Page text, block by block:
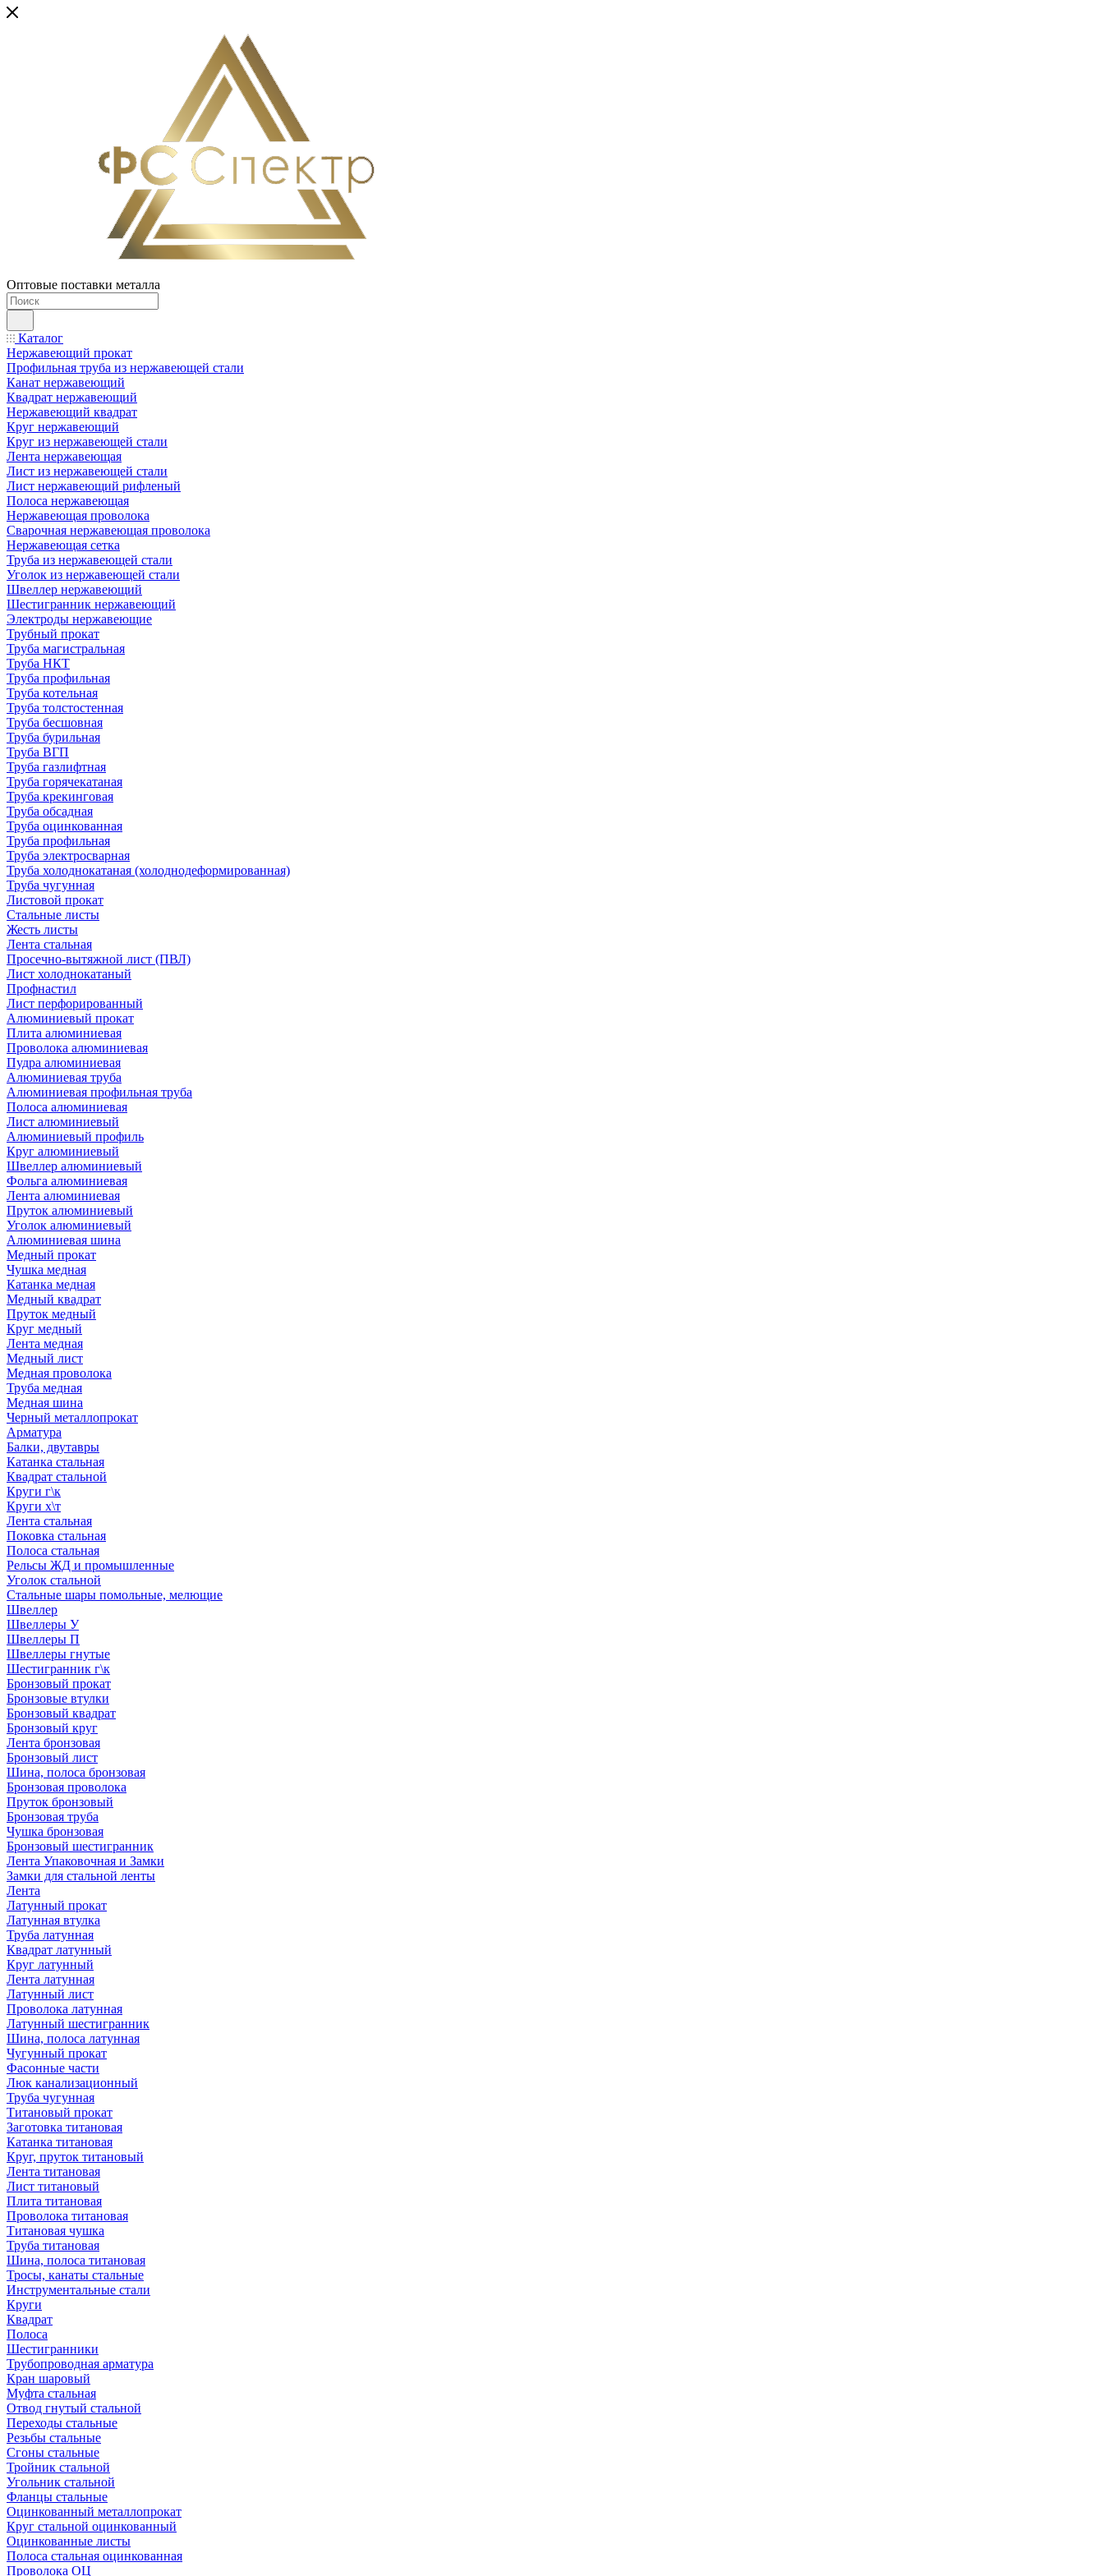
Оптовые поставки металла
Каталог
Нержавеющий прокат
Профильная труба из нержавеющей стали
Канат нержавеющий
Квадрат нержавеющий
Нержавеющий квадрат
Круг нержавеющий
Круг из нержавеющей стали
Лента нержавеющая
Лист из нержавеющей стали
Лист нержавеющий рифленый
Полоса нержавеющая
Нержавеющая проволока
Сварочная нержавеющая проволока
Нержавеющая сетка
Труба из нержавеющей стали
Уголок из нержавеющей стали
Швеллер нержавеющий
Шестигранник нержавеющий
Электроды нержавеющие
Трубный прокат
Труба магистральная
Труба НКТ
Труба профильная
Труба котельная
Труба толстостенная
Труба бесшовная
Труба бурильная
Труба ВГП
Труба газлифтная
Труба горячекатаная
Труба крекинговая
Труба обсадная
Труба оцинкованная
Труба профильная
Труба электросварная
Труба холоднокатаная (холоднодеформированная)
Труба чугунная
Листовой прокат
Стальные листы
Жесть листы
Лента стальная
Просечно-вытяжной лист (ПВЛ)
Лист холоднокатаный
Профнастил
Лист перфорированный
Алюминиевый прокат
Плита алюминиевая
Проволока алюминиевая
Пудра алюминиевая
Алюминиевая труба
Алюминиевая профильная труба
Полоса алюминиевая
Лист алюминиевый
Алюминиевый профиль
Круг алюминиевый
Швеллер алюминиевый
Фольга алюминиевая
Лента алюминиевая
Пруток алюминиевый
Уголок алюминиевый
Алюминиевая шина
Медный прокат
Чушка медная
Катанка медная
Медный квадрат
Пруток медный
Круг медный
Лента медная
Медный лист
Медная проволока
Труба медная
Медная шина
Черный металлопрокат
Арматура
Балки, двутавры
Катанка стальная
Квадрат стальной
Круги г\к
Круги х\т
Лента стальная
Поковка стальная
Полоса стальная
Рельсы ЖД и промышленные
Уголок стальной
Стальные шары помольные, мелющие
Швеллер
Швеллеры У
Швеллеры П
Швеллеры гнутые
Шестигранник г\к
Бронзовый прокат
Бронзовые втулки
Бронзовый квадрат
Бронзовый круг
Лента бронзовая
Бронзовый лист
Шина, полоса бронзовая
Бронзовая проволока
Пруток бронзовый
Бронзовая труба
Чушка бронзовая
Бронзовый шестигранник
Лента Упаковочная и Замки
Замки для стальной ленты
Лента
Латунный прокат
Латунная втулка
Труба латунная
Квадрат латунный
Круг латунный
Лента латунная
Латунный лист
Проволока латунная
Латунный шестигранник
Шина, полоса латунная
Чугунный прокат
Фасонные части
Люк канализационный
Труба чугунная
Титановый прокат
Заготовка титановая
Катанка титановая
Круг, пруток титановый
Лента титановая
Лист титановый
Плита титановая
Проволока титановая
Титановая чушка
Труба титановая
Шина, полоса титановая
Тросы, канаты стальные
Инструментальные стали
Круги
Квадрат
Полоса
Шестигранники
Трубопроводная арматура
Кран шаровый
Муфта стальная
Отвод гнутый стальной
Переходы стальные
Резьбы стальные
Сгоны стальные
Тройник стальной
Угольник стальной
Фланцы стальные
Оцинкованный металлопрокат
Круг стальной оцинкованный
Оцинкованные листы
Полоса стальная оцинкованная
Проволока ОЦ